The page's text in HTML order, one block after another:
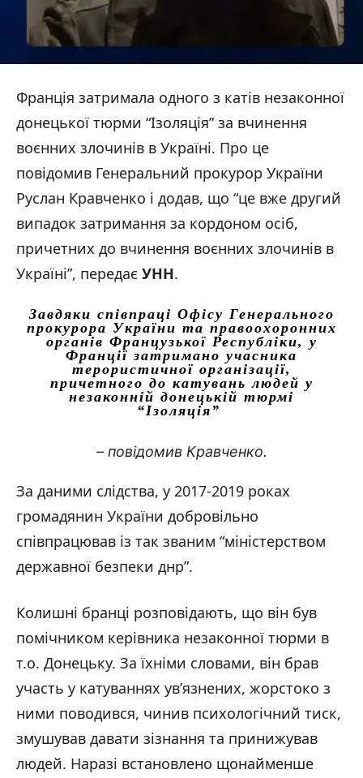
Франція затримала одного з катів незаконної
донецької тюрми “Ізоляція” за вчинення
воєнних злочинів в Україні. Про це
повідомив Генеральний прокурор України
Руслан Кравченко і додав, що “це вже другий
випадок затримання за кордоном осіб,
причетних до вчинення воєнних злочинів в
Україні”, передає УНН.
Завдяки співпраці Офісу Генерального
прокурора України та правоохоронних
органів Французької Республіки, у
Франції затримано учасника
терористичної організації,
причетного до катувань людей у
незаконній донецькій тюрмі
“Ізоляція”
– повідомив Кравченко.
За даними слідства, у 2017-2019 роках
громадянин України добровільно
співпрацював із так званим “міністерством
державної безпеки днр”.
Колишні бранці розповідають, що він був
помічником керівника незаконної тюрми в
т.о. Донецьку. За їхніми словами, він брав
участь у катуваннях ув’язнених, жорстоко з
ними поводився, чинив психологічний тиск,
змушував давати зізнання та принижував
людей. Наразі встановлено щонайменше